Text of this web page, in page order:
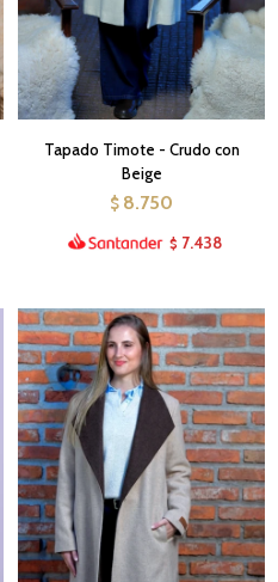
Tapado Timote - Crudo con
Beige
$ 8.750
$ 7.438